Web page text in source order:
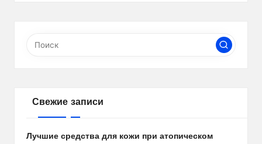
Свежие записи
Лучшие средства для кожи при атопическом